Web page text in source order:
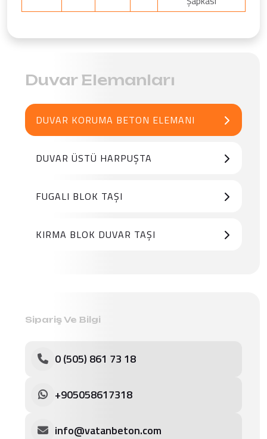
Duvar Elemanları
DUVAR KORUMA BETON ELEMANI
DUVAR ÜSTÜ HARPUŞTA
FUGALI BLOK TAŞI
KIRMA BLOK DUVAR TAŞI
Sipariş Ve Bilgi
0 (505) 861 73 18
+905058617318
info@vatanbeton.com